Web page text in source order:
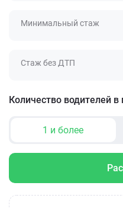
Минимальный стаж
Стаж без ДТП
Количество водителей в
1 и более